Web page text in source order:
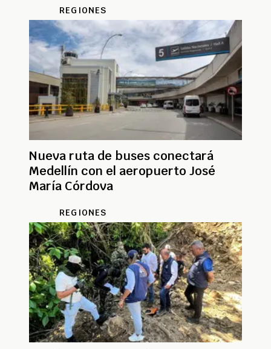
REGIONES
Nueva ruta de buses conectará
Medellín con el aeropuerto José
María Córdova
REGIONES